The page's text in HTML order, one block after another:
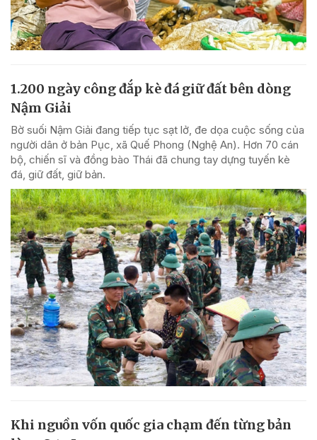
1.200 ngày công đắp kè đá giữ đất bên dòng
Nậm Giải
Bờ suối Nậm Giải đang tiếp tục sạt lở, đe dọa cuộc sống của
người dân ở bản Pục, xã Quế Phong (Nghệ An). Hơn 70 cán
bộ, chiến sĩ và đồng bào Thái đã chung tay dựng tuyến kè
đá, giữ đất, giữ bản.
Khi nguồn vốn quốc gia chạm đến từng bản